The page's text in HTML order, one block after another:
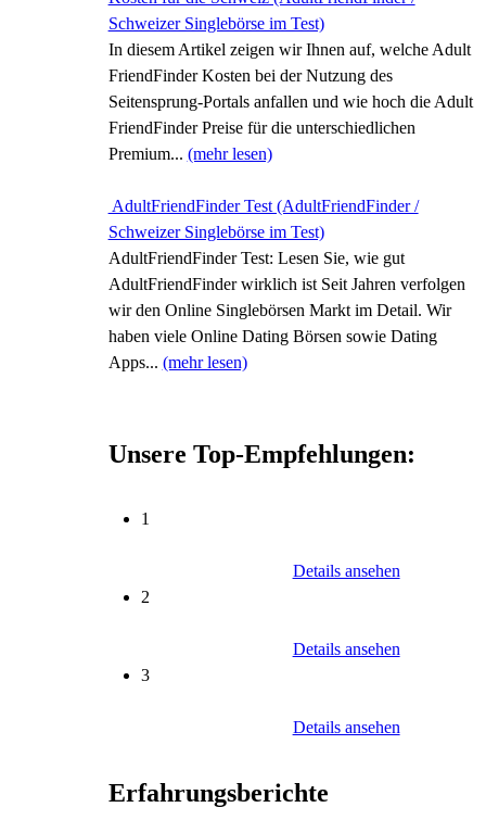
Schweizer Singlebörse im Test)
In diesem Artikel zeigen wir Ihnen auf, welche Adult
FriendFinder Kosten bei der Nutzung des
Seitensprung-Portals anfallen und wie hoch die Adult
FriendFinder Preise für die unterschiedlichen
Premium... (mehr lesen)
AdultFriendFinder Test (AdultFriendFinder /
Schweizer Singlebörse im Test)
AdultFriendFinder Test: Lesen Sie, wie gut
AdultFriendFinder wirklich ist Seit Jahren verfolgen
wir den Online Singlebörsen Markt im Detail. Wir
haben viele Online Dating Börsen sowie Dating
Apps... (mehr lesen)
Unsere Top-Empfehlungen:
1
Details ansehen
2
Details ansehen
3
Details ansehen
Erfahrungsberichte